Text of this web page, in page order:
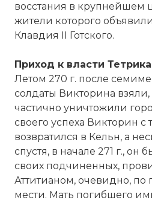
восстания в крупнейшем
жители которого
Клавдия II Готского.
Приход к власти Тетрика
Летом 270 г. после
солдаты Викторина
частично уничтожили
своего успеха Викторин
возвратился в Кельн, а
спустя, в начале 271 г., он
своих подчиненных,
Аттитианом, очевидно,
мести. Мать погибшего